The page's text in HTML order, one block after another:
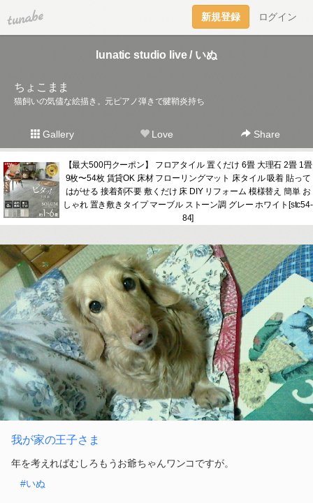
tuna.be 新規登録 ログイン
lunatic studio live / いぬ
ちょこまま
猫飼いの気儘な絵描き。元ピアノ弾きで腱鞘炎持ち
Gallery Love Share
【最大500円クーポン】 フロアタイル 置くだけ 6畳 大理石 2畳 1畳
9枚〜54枚 賃貸OK 床材 フローリングマット 床タイル 吸着 貼って
はがせる 接着剤不要 敷くだけ 床 DIY リフォーム 模様替え 簡単 お
しゃれ 置き敷きタイプ マーブル ストーン調 グレー ホワイト[stc54-
84]
我が家の王子さま
年を考えればむしろもうお爺ちゃんワンコですが。
#いぬ